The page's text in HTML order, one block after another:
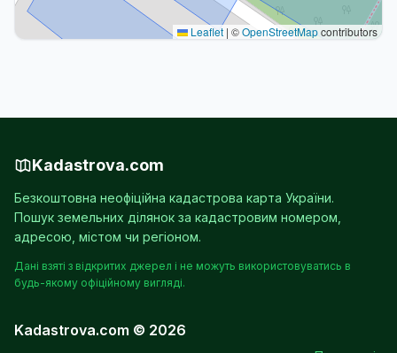
Leaflet | ©OpenStreetMapcontributors
Kadastrova.com
Безкоштовна неофіційна кадастрова карта України.
Пошук земельних ділянок за кадастровим номером,
адресою, містом чи регіоном.
Дані взяті з відкритих джерел і не можуть використовуватись в
будь-якому офіційному вигляді.
Kadastrova.com © 2026